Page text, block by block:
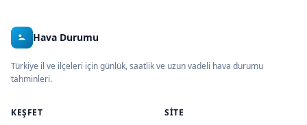
Hava Durumu
Türkiye il ve ilçeleri için günlük, saatlik ve uzun vadeli hava durumu
tahminleri.
KEŞFET SITE